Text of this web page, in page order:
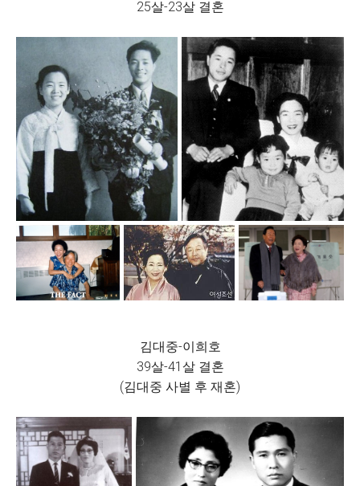
25살-23살 결혼
김대중-이희호
39살-41살 결혼
(김대중 사별 후 재혼)